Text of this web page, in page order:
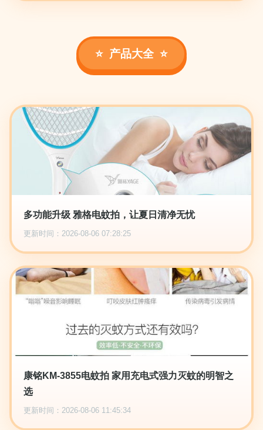
产品大全
多功能升级 雅格电蚊拍，让夏日清净无忧
更新时间：2026-08-06 07:28:25
康铭KM-3855电蚊拍 家用充电式强力灭蚊的明智之
选
更新时间：2026-08-06 11:45:34